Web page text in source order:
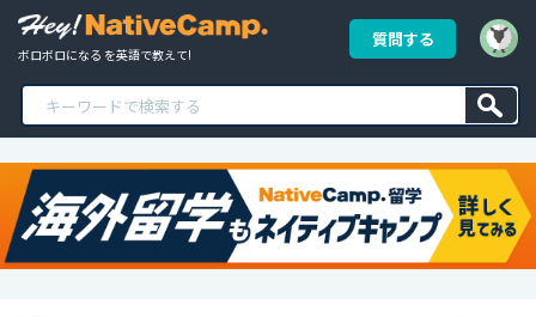
ボロボロになる を英語で教えて!
質問する